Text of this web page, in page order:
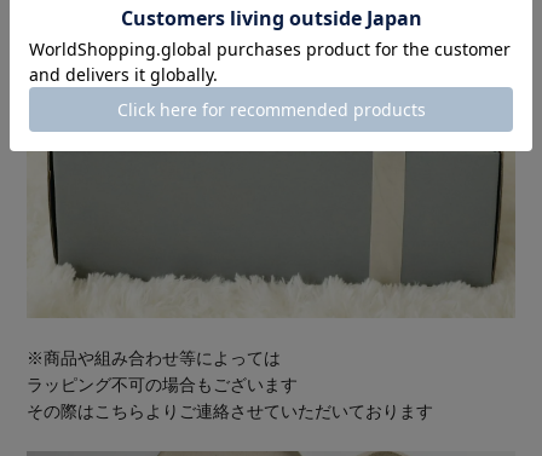
※商品や組み合わせ等によっては
ラッピング不可の場合もございます
その際はこちらよりご連絡させていただいております